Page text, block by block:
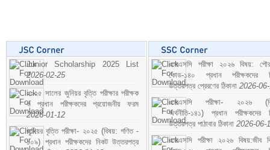
Junior Scholarship 2025 List
2026-02-25
২০২৫ সালের জুনিয়র বৃত্তি পরীক্ষার পরীক্ষক
ও প্রধান পরীক্ষকদের প্রয়োজনীয় ফরম
2026-01-12
জুনিয়র বৃত্তি পরীক্ষা- ২০২৫ (বিষয়: গণিত -
১০৯) প্রধান পরীক্ষকদের নিকট উত্তরপত্র
এসএসসি পরীক্ষা ২০২৬ বিষয়:
কোড-১৪০ প্রধান পরীক্ষকদের
উত্তরপত্র প্রেরণের ঠিকানা 2026-
এসএসসি পরীক্ষা- ২০২৬
অর্থনীতি-১৪১) প্রধান পরীক্ষকদের
উত্তরপত্র পাঠাবার ঠিকানা 2026-06-
এসএসসি পরীক্ষা ২০২৬ বিষয়:জীব